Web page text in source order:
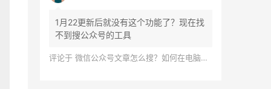
1月22更新后就没有这个功能了？现在找
不到搜公众号的工具
评论于 微信公众号文章怎么搜？如何在电脑上搜索公众号文章？